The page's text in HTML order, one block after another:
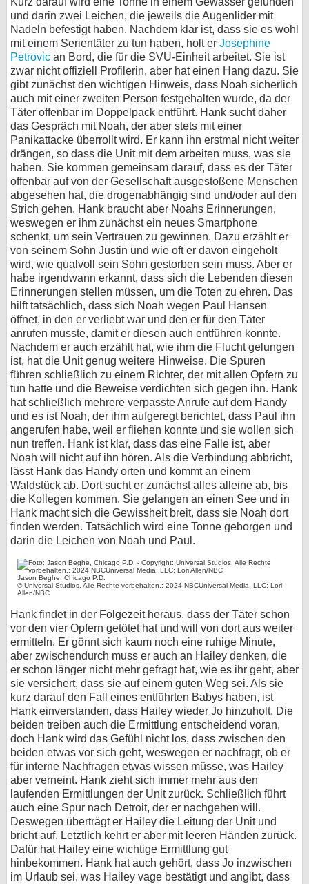
und darin zwei Leichen, die jeweils die Augenlider mit
Nadeln befestigt haben. Nachdem klar ist, dass sie es wohl
mit einem Serientäter zu tun haben, holt er Josephine
Petrovic an Bord, die für die SVU-Einheit arbeitet. Sie ist
zwar nicht offiziell Profilerin, aber hat einen Hang dazu. Sie
gibt zunächst den wichtigen Hinweis, dass Noah sicherlich
auch mit einer zweiten Person festgehalten wurde, da der
Täter offenbar im Doppelpack entführt. Hank sucht daher
das Gespräch mit Noah, der aber stets mit einer
Panikattacke überrollt wird. Er kann ihn erstmal nicht weiter
drängen, so dass die Unit mit dem arbeiten muss, was sie
haben. Sie kommen gemeinsam darauf, dass es der Täter
offenbar auf von der Gesellschaft ausgestoßene Menschen
abgesehen hat, die drogenabhängig sind und/oder auf den
Strich gehen. Hank braucht aber Noahs Erinnerungen,
weswegen er ihm zunächst ein neues Smartphone
schenkt, um sein Vertrauen zu gewinnen. Dazu erzählt er
von seinem Sohn Justin und wie oft er davon eingeholt
wird, wie qualvoll sein Sohn gestorben sein muss. Aber er
habe irgendwann erkannt, dass sich die Lebenden diesen
Erinnerungen stellen müssen, um die Toten zu ehren. Das
hilft tatsächlich, dass sich Noah wegen Paul Hansen
öffnet, in den er verliebt war und den er für den Täter
anrufen musste, damit er diesen auch entführen konnte.
Nachdem er auch erzählt hat, wie ihm die Flucht gelungen
ist, hat die Unit genug weitere Hinweise. Die Spuren
führen schließlich zu einem Richter, der mit allen Opfern zu
tun hatte und die Beweise verdichten sich gegen ihn. Hank
hat schließlich mehrere verpasste Anrufe auf dem Handy
und es ist Noah, der ihm aufgeregt berichtet, dass Paul ihn
angerufen habe, weil er fliehen konnte und sie wollen sich
nun treffen. Hank ist klar, dass das eine Falle ist, aber
Noah will nicht auf ihn hören. Als die Verbindung abbricht,
lässt Hank das Handy orten und kommt an einem
Waldstück ab. Dort sucht er zunächst alles alleine ab, bis
die Kollegen kommen. Sie gelangen an einen See und in
Hank macht sich die Gewissheit breit, dass sie Noah dort
finden werden. Tatsächlich wird eine Tonne geborgen und
darin die Leichen von Noah und Paul.
Jason Beghe, Chicago P.D.
© Universal Studios. Alle Rechte vorbehalten.; 2024 NBCUniversal Media, LLC; Lori
Allen/NBC
Hank findet in der Folgezeit heraus, dass der Täter schon
vor den vier Opfern getötet hat und will von dort aus weiter
ermitteln. Er gönnt sich kaum noch eine ruhige Minute,
aber zwischendurch muss er auch an Hailey denken, die
er schon länger nicht mehr gefragt hat, wie es ihr geht, aber
sie versichert, dass sie auf einem guten Weg sei. Als sie
kurz darauf den Fall eines entführten Babys haben, ist
Hank einverstanden, dass Hailey wieder Jo hinzuholt. Die
beiden treiben auch die Ermittlung entscheidend voran,
doch Hank wird das Gefühl nicht los, dass zwischen den
beiden etwas vor sich geht, weswegen er nachfragt, ob er
für interne Nachfragen etwas wissen müsse, was Hailey
aber verneint. Hank zieht sich immer mehr aus den
laufenden Ermittlungen der Unit zurück. Schließlich führt
auch eine Spur nach Detroit, der er nachgehen will.
Deswegen überträgt er Hailey die Leitung der Unit und
bricht auf. Letztlich kehrt er aber mit leeren Händen zurück.
Dafür hat Hailey eine wichtige Ermittlung gut
hinbekommen. Hank hat auch gehört, dass Jo inzwischen
im Urlaub sei, was Hailey vage bestätigt und angibt, dass